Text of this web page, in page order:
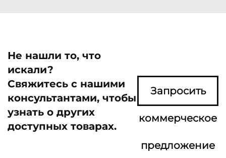
Не нашли то, что
искали?
Свяжитесь с нашими
консультантами, чтобы
узнать о других
доступных товарах.
Запросить
коммерческое
предложение